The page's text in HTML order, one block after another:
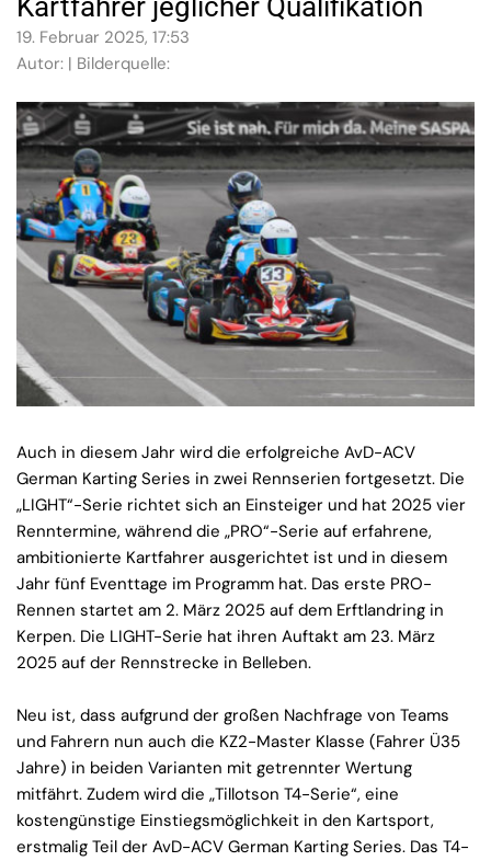
Kartfahrer jeglicher Qualifikation
19. Februar 2025, 17:53
Autor: | Bilderquelle:
Auch in diesem Jahr wird die erfolgreiche AvD-ACV
German Karting Series in zwei Rennserien fortgesetzt. Die
„LIGHT“-Serie richtet sich an Einsteiger und hat 2025 vier
Renntermine, während die „PRO“-Serie auf erfahrene,
ambitionierte Kartfahrer ausgerichtet ist und in diesem
Jahr fünf Eventtage im Programm hat. Das erste PRO-
Rennen startet am 2. März 2025 auf dem Erftlandring in
Kerpen. Die LIGHT-Serie hat ihren Auftakt am 23. März
2025 auf der Rennstrecke in Belleben.
Neu ist, dass aufgrund der großen Nachfrage von Teams
und Fahrern nun auch die KZ2-Master Klasse (Fahrer Ü35
Jahre) in beiden Varianten mit getrennter Wertung
mitfährt. Zudem wird die „Tillotson T4-Serie“, eine
kostengünstige Einstiegsmöglichkeit in den Kartsport,
erstmalig Teil der AvD-ACV German Karting Series. Das T4-